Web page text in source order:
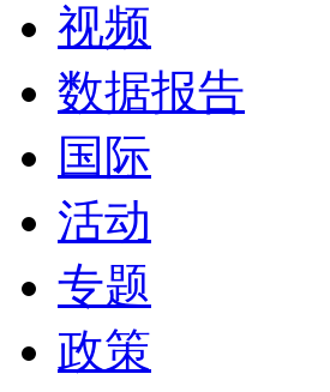
视频
数据报告
国际
活动
专题
政策